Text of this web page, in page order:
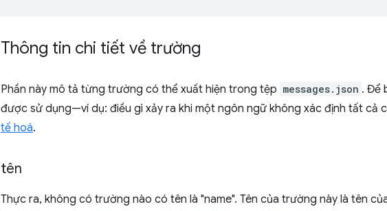
Thông tin chi tiết về trường
Phần này mô tả từng trường có thể xuất hiện trong tệp messages.json . Để
được sử dụng—ví dụ: điều gì xảy ra khi một ngôn ngữ không xác định tất
tế hoá.
tên
Thực ra, không có trường nào có tên là "name". Tên của trường này là tên